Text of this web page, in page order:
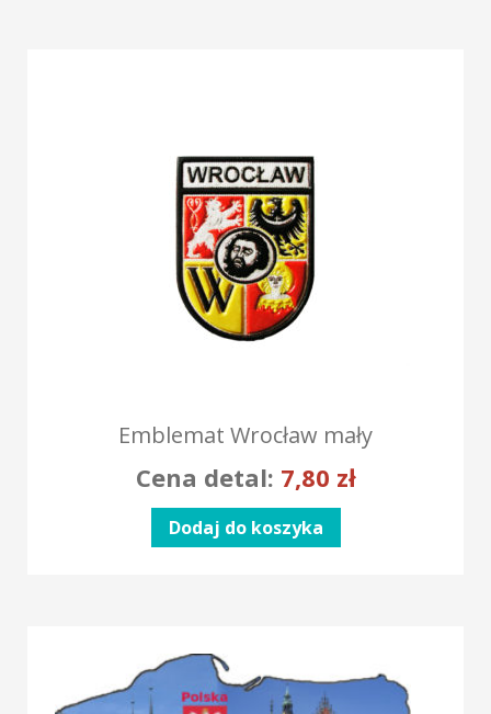
Emblemat Wrocław mały
Cena detal: 7,80 zł
Dodaj do koszyka